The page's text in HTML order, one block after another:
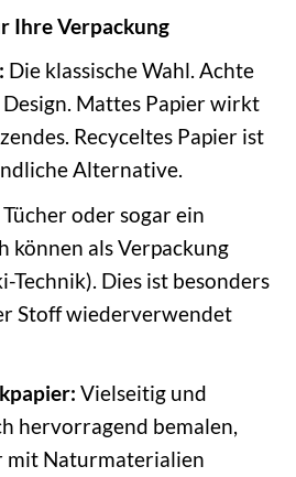
Ihre Verpackung
Die klassische Wahl. Achte
Mattes Papier wirkt
Recyceltes Papier ist
Alternative.
oder sogar ein
können als Verpackung
Technik). Dies ist besonders
Stoff wiederverwendet
Vielseitig und
hervorragend bemalen,
mit Naturmaterialien